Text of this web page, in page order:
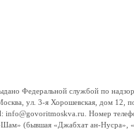
Федеральной службой по
ул. 3-я Хорошевская, дом 12,
info@govoritmoskva.ru. Номер
(бывшая «Джабхат ан-Нусра»,